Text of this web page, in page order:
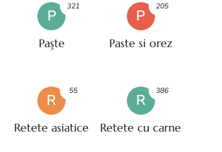
P
Paşte
321
P
Paste si orez
205
R
Retete asiatice
55
R
Retete cu carne
386